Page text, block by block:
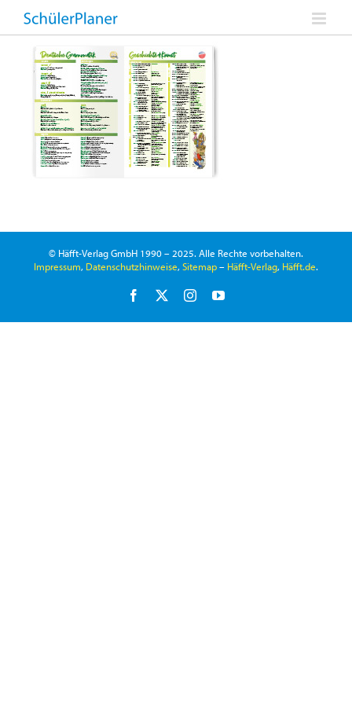
Zum
Inhalt
springen
© Häfft-Verlag GmbH 1990 – 2025. Alle Rechte vorbehalten.
Impressum, Datenschutzhinweise,Sitemap– Häfft-Verlag, Häfft.de.
Facebook InstagramYouTube